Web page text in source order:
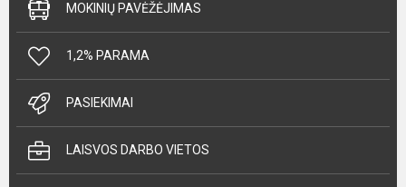
MOKINIŲ PAVĖŽĖJIMAS
1,2% PARAMA
PASIEKIMAI
LAISVOS DARBO VIETOS